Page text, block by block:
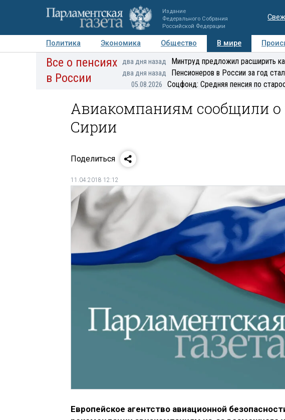
Издание
Федерального Собрания
Российской Федерации
Политика Экономика Общество В мире
Авторы Персоны Мнения Регионы Медиацентр
Все о пенсиях
в России
два дня назад Минтруд предложил расширить
два дня назад Пенсионеров в России за год
05.08.2026 Соцфонд: Средняя пенсия по
Авиакомпаниям сообщили
Сирии
Поделиться
11.04.2018 12:12
Европейское агентство авиационной